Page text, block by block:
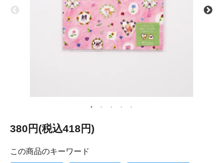
380円(税込418円)
この商品のキーワード